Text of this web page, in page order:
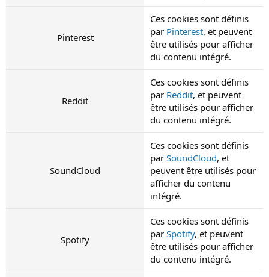
Pinterest
Ces cookies sont définis
par Pinterest, et peuvent
être utilisés pour afficher
du contenu intégré.
Reddit
Ces cookies sont définis
par Reddit, et peuvent
être utilisés pour afficher
du contenu intégré.
SoundCloud
Ces cookies sont définis
par SoundCloud, et
peuvent être utilisés pour
afficher du contenu
intégré.
Spotify
Ces cookies sont définis
par Spotify, et peuvent
être utilisés pour afficher
du contenu intégré.